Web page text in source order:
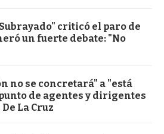
criticó el paro de
un fuerte debate: "No
no se concretará" a "está
de agentes y dirigentes
La Cruz